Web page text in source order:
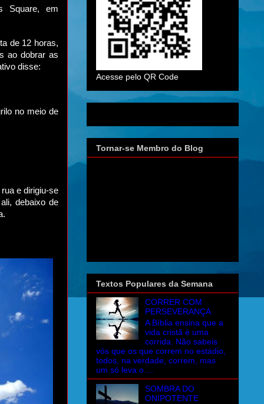
Square, em
de 12 horas,
ao dobrar as
disse:
no meio de
e dirigiu-se
debaixo de
Acesse pelo QR Code
Tornar-se Membro do Blog
Textos Populares da Semana
CORRER COM
PERSEVERANÇA
A Bíblia ensina que a
vida cristã é uma
corrida. Não sabeis
vós que os que correm no estádio,
todos, na verdade, correm, mas
um só leva o ...
SOMBRA DO
ONIPOTENTE